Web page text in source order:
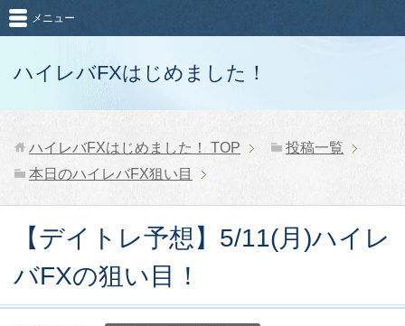
ハイレバFXはじめました！
メニュー
ハイレバFXはじめました！ TOP
投稿一覧
本日のハイレバFX狙い目
【デイトレ予想】5/11(月)ハイレ
バFXの狙い目！